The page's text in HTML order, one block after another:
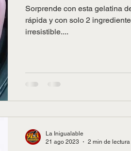
Sorprende con esta gelatina
rápida y con solo 2
irresistible....
La Inigualable
21 ago 2023
2 min de lectura